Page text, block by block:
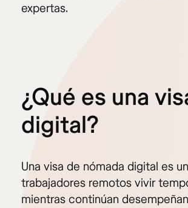
expertas.
¿Qué es una
digital?
Una visa de nómada digital es
trabajadores remotos vivir
mientras continúan